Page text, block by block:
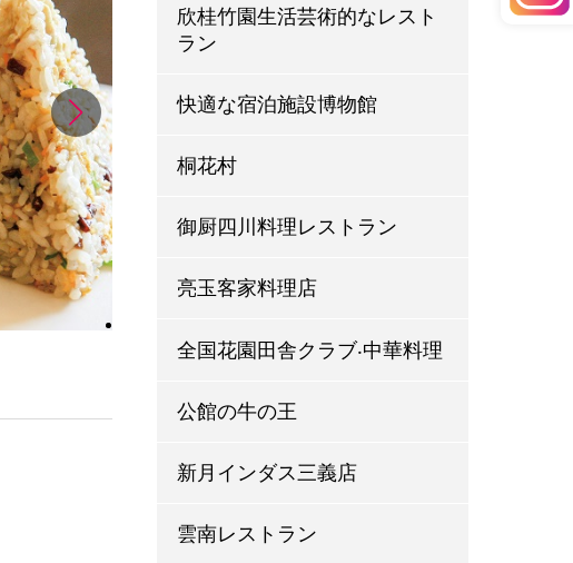
欣桂竹園生活芸術的なレスト
ラン
快適な宿泊施設博物館
桐花村
御厨四川料理レストラン
亮玉客家料理店
全国花園田舎クラブ‧中華料理
公館の牛の王
新月インダス三義店
雲南レストラン